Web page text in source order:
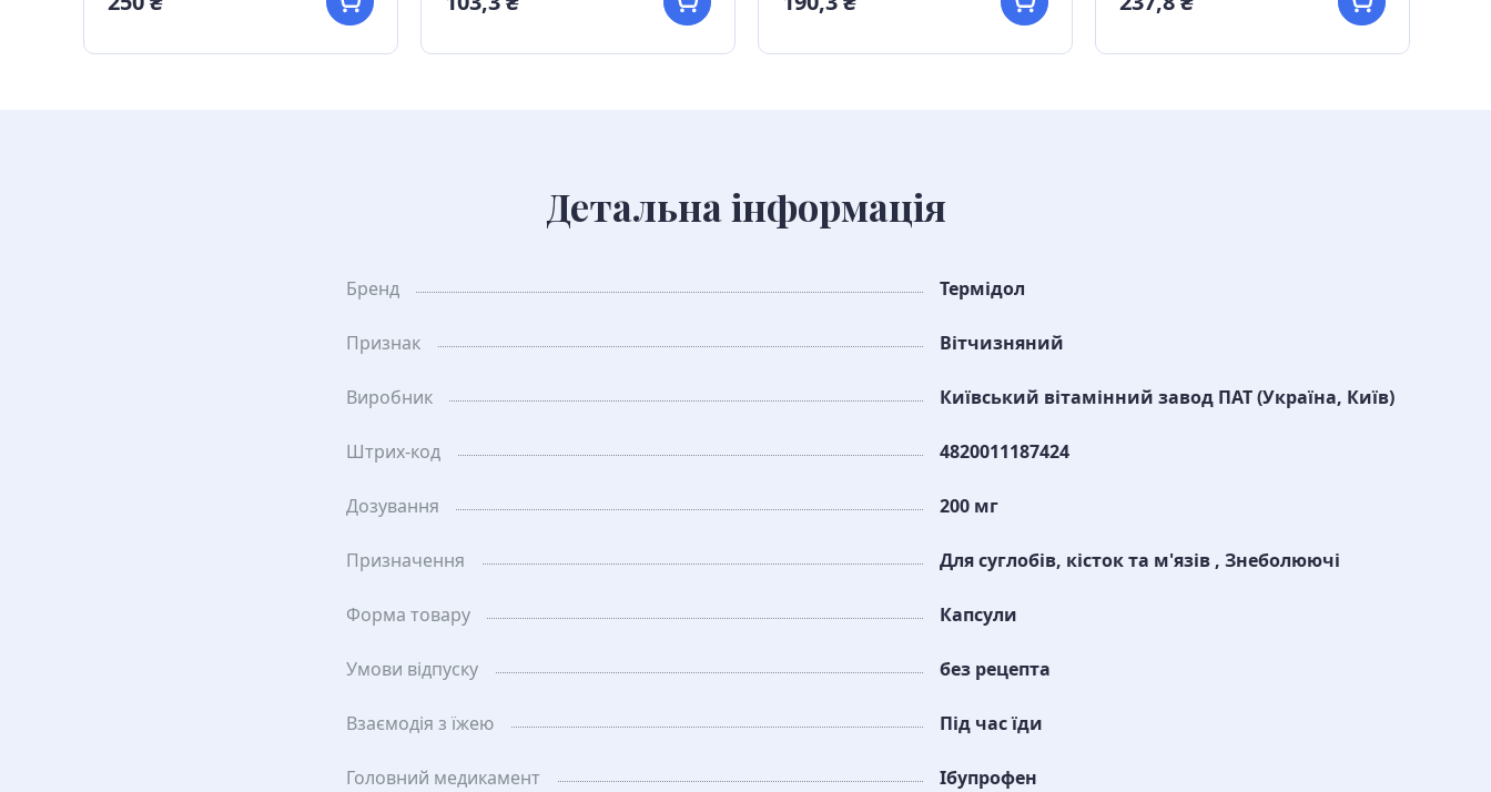
Детальна інформація
Бренд Термідол
Признак Вітчизняний
Виробник Київський вітамінний завод ПАТ (Україна, Київ)
Штрих-код 4820011187424
Дозування 200 мг
Призначення Для суглобів, кісток та м'язів , Знеболюючі
Форма товару Капсули
Умови відпуску без рецепта
Взаємодія з їжею Під час їди
Головний медикамент Ібупрофен